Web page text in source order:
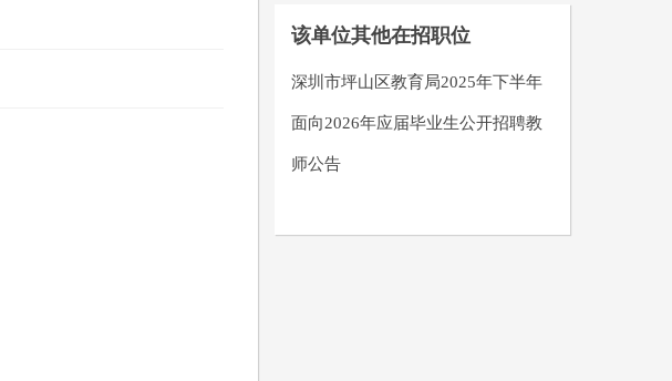
该单位其他在招职位
深圳市坪山区教育局2025年下半年
面向2026年应届毕业生公开招聘教
师公告